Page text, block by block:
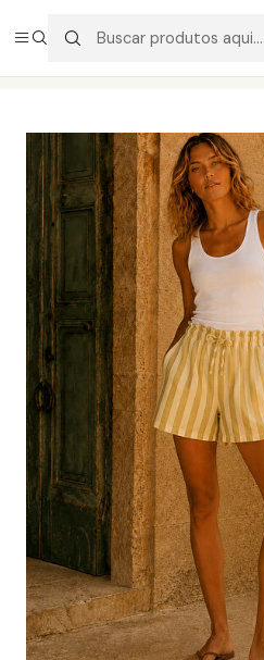
PORTES GRÁTIS ACIMA DE